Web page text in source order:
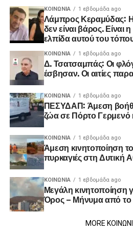
ΚΟΙΝΩΝΊΑ 1 εβδομάδα ago
Λάμπρος Κεραμύδας: Η
δεν είναι βάρος. Είναι
ελπίδα αυτού του
ΚΟΙΝΩΝΊΑ 1 εβδομάδα ago
Δ. Τσατσαμπάς: Οι
έσβησαν. Οι αιτίες
ΚΟΙΝΩΝΊΑ 1 εβδομάδα ago
ΠΕΣΥΔΑΠ: Άμεση
ζώα σε Πόρτο Γερμενό
ΚΟΙΝΩΝΊΑ 1 εβδομάδα ago
Άμεση κινητοποίηση
πυρκαγιές στη Δυτική
ΚΟΙΝΩΝΊΑ 1 εβδομάδα ago
Μεγάλη κινητοποίηση
Όρος – Μήνυμα από το
MORE